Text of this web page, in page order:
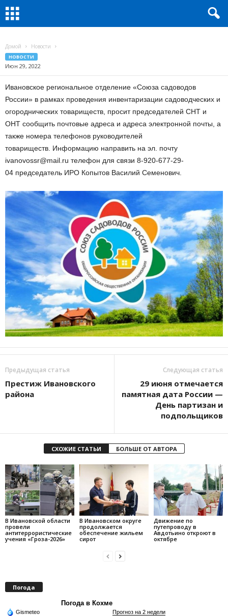
Домой Новости
НОВОСТИ
Июн 29, 2022
Ивановское региональное отделение «Союза садоводов
России» в рамках проведения инвентаризации садоводческих и
огороднических товариществ, просит председателей СНТ и
ОНТ сообщить почтовые адреса и адреса электронной почты, а
также номера телефонов руководителей
товариществ. Информацию направить на эл. почту
ivanovossr@mail.ru телефон для связи 8-920-677-29-
04 председатель ИРО Копытов Василий Семенович.
Предыдущая статья
Престиж Ивановского
района
Следующая статья
29 июня отмечается
памятная дата России —
День партизан и
подпольщиков
СХОЖИЕ СТАТЬИ БОЛЬШЕ ОТ АВТОРА
В Ивановской области
провели
антитеррористические
учения «Гроза-2026»
В Ивановском округе
продолжается
обеспечение жильем
сирот
Движение по
путепроводу в
Авдотьино откроют в
октябре
Погода
Погода в Кохме
Gismeteo Прогноз на 2 недели